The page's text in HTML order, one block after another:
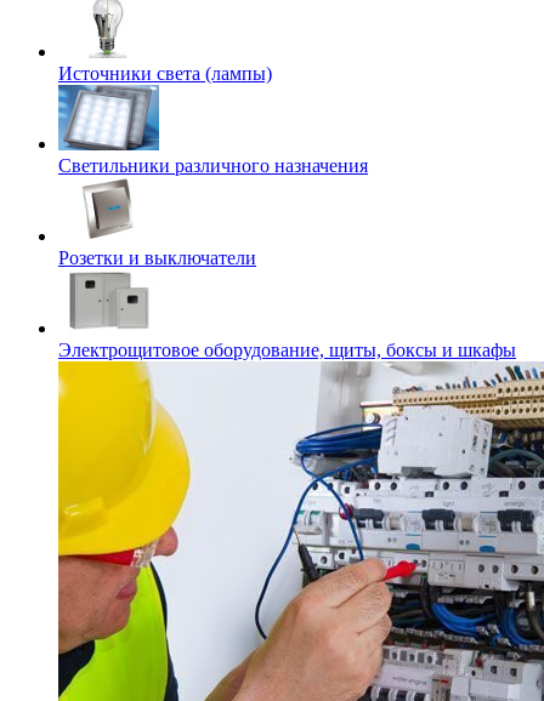
Источники света (лампы)
Светильники различного назначения
Розетки и выключатели
Электрощитовое оборудование, щиты, боксы и шкафы